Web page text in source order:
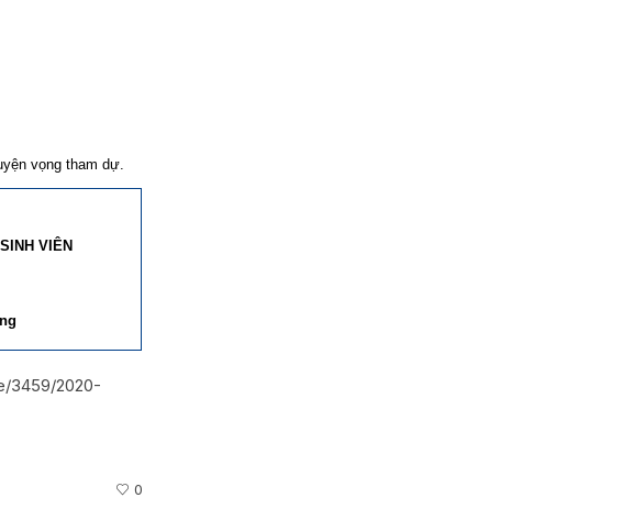
vọng tham dự.
VIÊN
3459/2020-
0